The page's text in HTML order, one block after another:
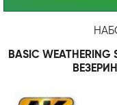
BASIC